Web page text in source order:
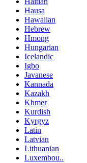
Hausa
Hawaiian
Hebrew
Hmong
Hungarian
Icelandic
Igbo
Javanese
Kannada
Kazakh
Khmer
Kurdish
Kyrgyz
Latin
Latvian
Lithuanian
Luxembou..